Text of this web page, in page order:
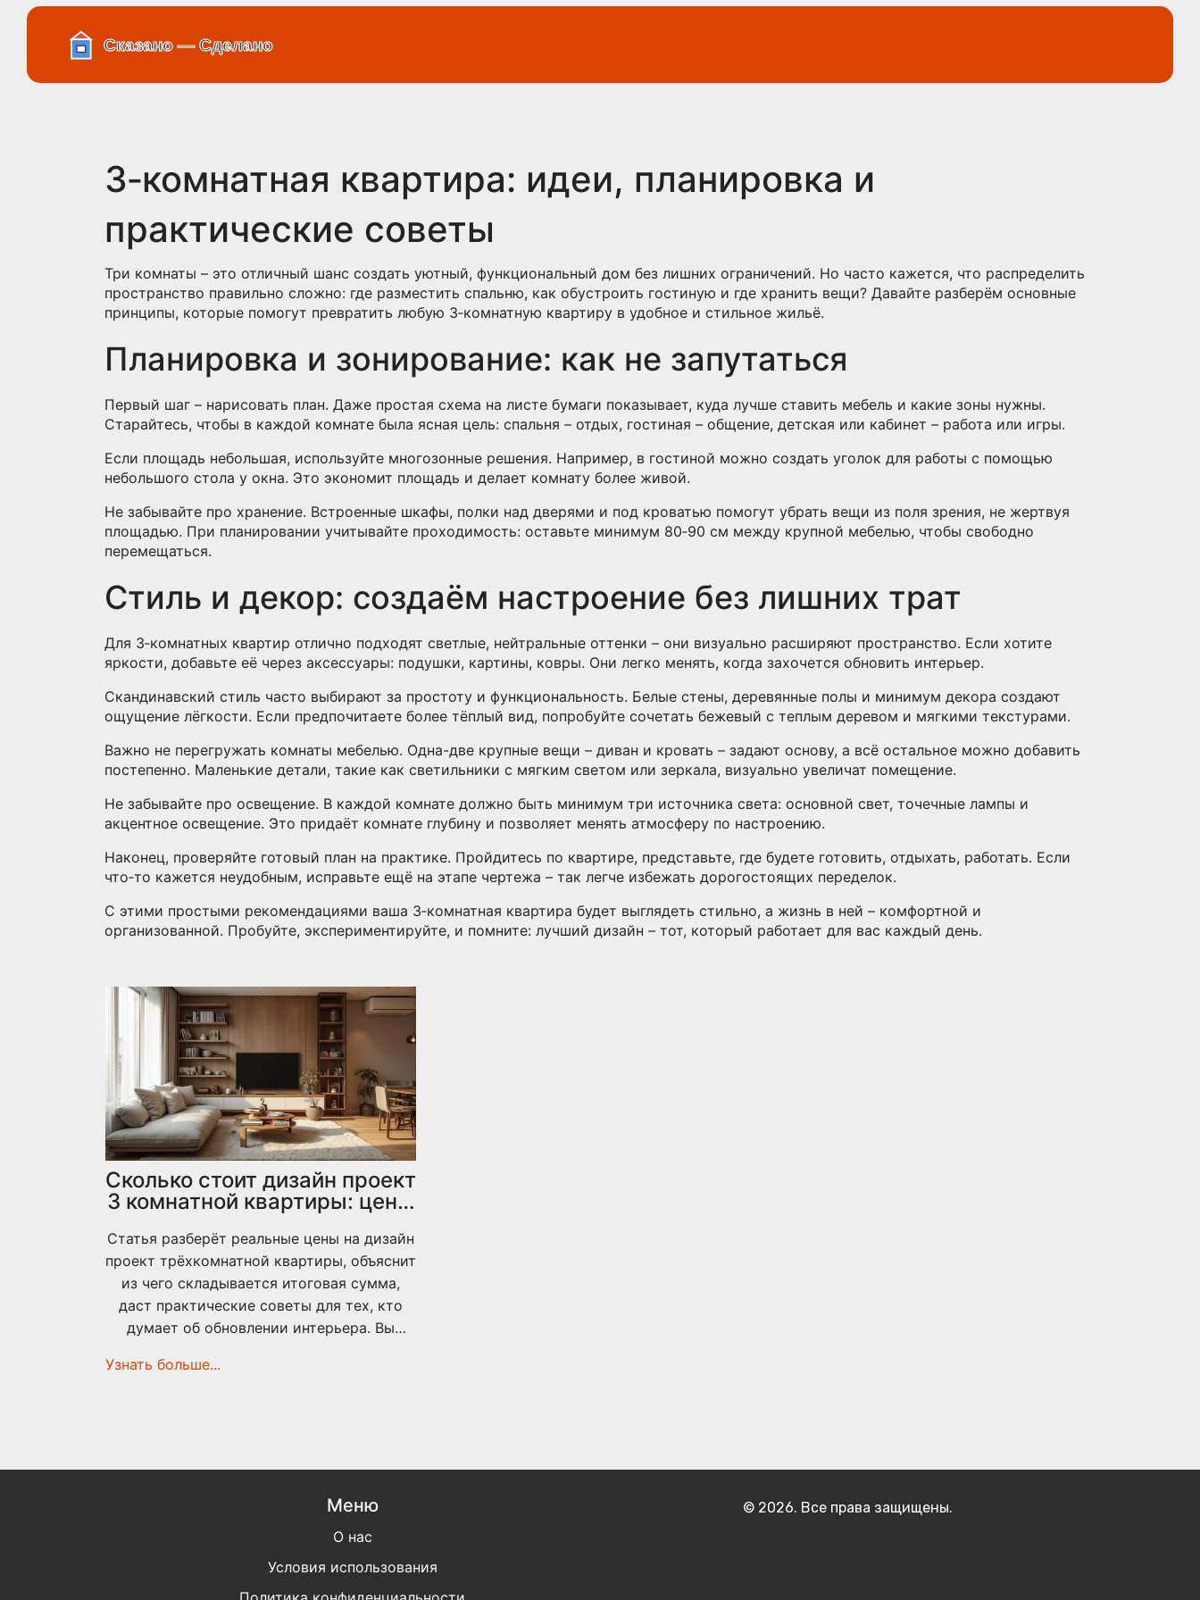
3‑комнатная квартира: идеи, планировка и
практические советы
Три комнаты – это отличный шанс создать уютный, функциональный дом без лишних ограничений. Но часто кажется, что распределить
пространство правильно сложно: где разместить спальню, как обустроить гостиную и где хранить вещи? Давайте разберём основные
принципы, которые помогут превратить любую 3‑комнатную квартиру в удобное и стильное жильё.
Планировка и зонирование: как не запутаться
Первый шаг – нарисовать план. Даже простая схема на листе бумаги показывает, куда лучше ставить мебель и какие зоны нужны.
Старайтесь, чтобы в каждой комнате была ясная цель: спальня – отдых, гостиная – общение, детская или кабинет – работа или игры.
Если площадь небольшая, используйте многозонные решения. Например, в гостиной можно создать уголок для работы с помощью
небольшого стола у окна. Это экономит площадь и делает комнату более живой.
Не забывайте про хранение. Встроенные шкафы, полки над дверями и под кроватью помогут убрать вещи из поля зрения, не жертвуя
площадью. При планировании учитывайте проходимость: оставьте минимум 80‑90 см между крупной мебелью, чтобы свободно
перемещаться.
Стиль и декор: создаём настроение без лишних трат
Для 3‑комнатных квартир отлично подходят светлые, нейтральные оттенки – они визуально расширяют пространство. Если хотите
яркости, добавьте её через аксессуары: подушки, картины, ковры. Они легко менять, когда захочется обновить интерьер.
Скандинавский стиль часто выбирают за простоту и функциональность. Белые стены, деревянные полы и минимум декора создают
ощущение лёгкости. Если предпочитаете более тёплый вид, попробуйте сочетать бежевый с теплым деревом и мягкими текстурами.
Важно не перегружать комнаты мебелью. Одна-две крупные вещи – диван и кровать – задают основу, а всё остальное можно добавить
постепенно. Маленькие детали, такие как светильники с мягким светом или зеркала, визуально увеличат помещение.
Не забывайте про освещение. В каждой комнате должно быть минимум три источника света: основной свет, точечные лампы и
акцентное освещение. Это придаёт комнате глубину и позволяет менять атмосферу по настроению.
Наконец, проверяйте готовый план на практике. Пройдитесь по квартире, представьте, где будете готовить, отдыхать, работать. Если
что‑то кажется неудобным, исправьте ещё на этапе чертежа – так легче избежать дорогостоящих переделок.
С этими простыми рекомендациями ваша 3‑комнатная квартира будет выглядеть стильно, а жизнь в ней – комфортной и
организованной. Пробуйте, экспериментируйте, и помните: лучший дизайн – тот, который работает для вас каждый день.
Сколько стоит дизайн проект
3 комнатной квартиры: цены
Статья разберёт реальные цены на дизайн
проект трёхкомнатной квартиры, объяснит
из чего складывается итоговая сумма,
даст практические советы для тех, кто
думает об обновлении интерьера. Вы
дизайнера, где можно сэкономить, а от
Узнать больше...
Меню
О нас
Условия использования
© 2026. Все права защищены.